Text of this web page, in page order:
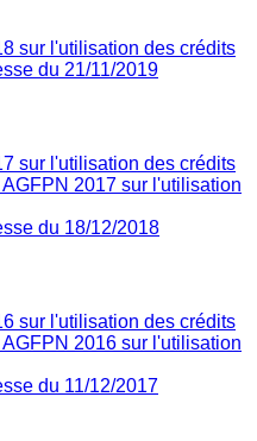
sur l'utilisation des crédits
du 21/11/2019
sur l'utilisation des crédits
2017 sur l'utilisation
du 18/12/2018
sur l'utilisation des crédits
2016 sur l'utilisation
du 11/12/2017